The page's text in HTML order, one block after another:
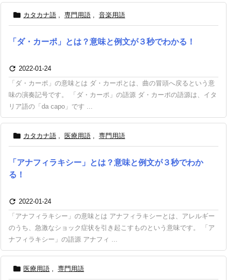
 カタカナ語 , 専門用語 , 音楽用語
「ダ・カーポ」とは？意味と例文が３秒でわかる！
 2022-01-24
「ダ・カーポ」の意味とは ダ・カーポとは、曲の冒頭へ戻るという意
味の演奏記号です。 「ダ・カーポ」の語源 ダ・カーポの語源は、イタ
リア語の「da capo」です ...
 カタカナ語 , 医療用語 , 専門用語
「アナフィラキシー」とは？意味と例文が３秒でわか
る！
 2022-01-24
「アナフィラキシー」の意味とは アナフィラキシーとは、アレルギー
のうち、急激なショック症状を引き起こすものという意味です。 「ア
ナフィラキシー」の語源 アナフィ ...
 医療用語 , 専門用語